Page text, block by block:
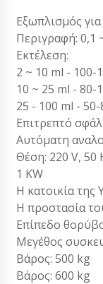
Εξωπλισμός
Περιγραφή: 0,1
Εκτέλεση:
2 ~ 10 ml - 100-
10 ~ 25 ml - 80-
25 - 100 ml -
Επιτρεπτό
Αυτόματη
Θέση: 220 V, 50
1 KW
Η κατοικία της
Η προστασία
Επίπεδο
Μεγέθος
Βάρος: 500 kg
Βάρος: 600 kg